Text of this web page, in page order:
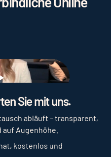
Sie mit uns.
abläuft – transparent,
Augenhöhe.
kostenlos und